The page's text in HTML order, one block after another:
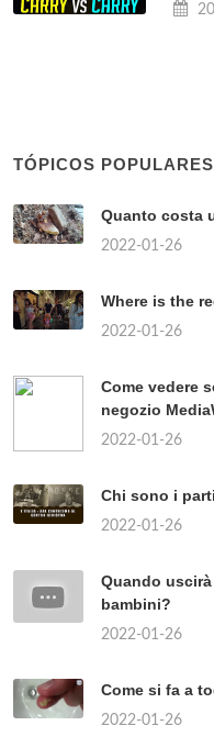
TÓPICOS POPULARES
Quanto costa
2022-01-26
Where is the
2022-01-26
Come vedere
negozio
2022-01-26
Chi sono i
2022-01-26
Quando
bambini?
2022-01-26
Come si fa a
2022-01-26